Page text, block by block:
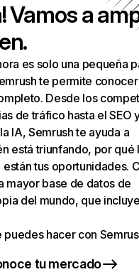
Vamos a
es solo una pequeña
te permite
Desde los
de tráfico hasta el SEO
IA, Semrush te ayuda a
está triunfando, por qué
tus oportunidades.
mayor base de datos de
del mundo, que
puedes hacer con
tu mercado